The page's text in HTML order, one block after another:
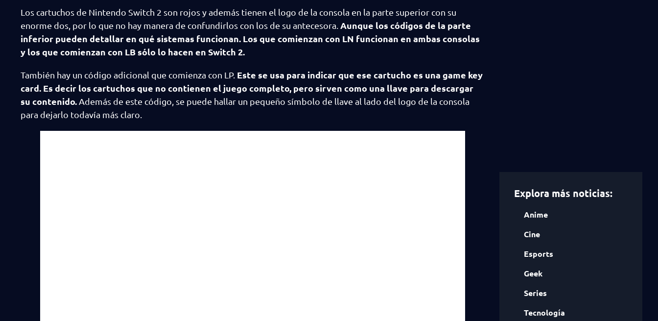
Los cartuchos de Nintendo Switch 2 son rojos y además tienen el logo de la consola en la parte superior con su
enorme dos, por lo que no hay manera de confundirlos con los de su antecesora. Aunque los códigos de la parte
inferior pueden detallar en qué sistemas funcionan. Los que comienzan con LN funcionan en ambas consolas
y los que comienzan con LB sólo lo hacen en Switch 2.
También hay un código adicional que comienza con LP. Este se usa para indicar que ese cartucho es una game key
card. Es decir los cartuchos que no contienen el juego completo, pero sirven como una llave para descargar
su contenido. Además de este código, se puede hallar un pequeño símbolo de llave al lado del logo de la consola
para dejarlo todavía más claro.
Explora más noticias:
Anime
Cine
Esports
Geek
Series
Tecnología